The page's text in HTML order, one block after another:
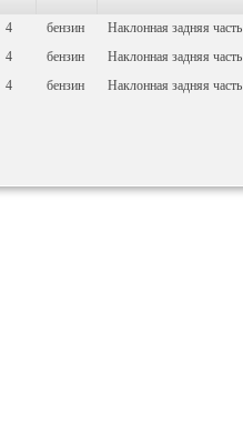
4 бензин
Наклонная задняя часть
4 бензин
Наклонная задняя часть
4 бензин Наклонная задняя часть